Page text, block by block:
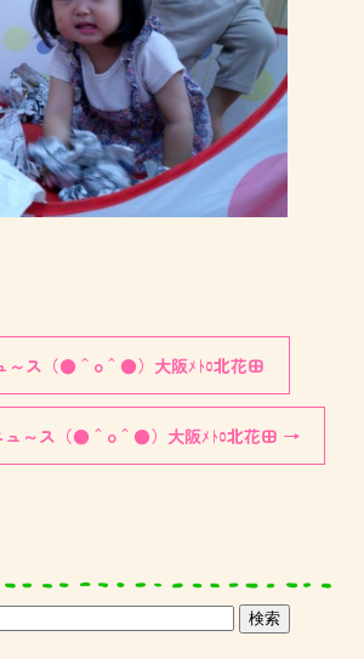
～ス（●＾o＾●）大阪ﾒﾄﾛ北花田
～ス（●＾o＾●）大阪ﾒﾄﾛ北花田 →